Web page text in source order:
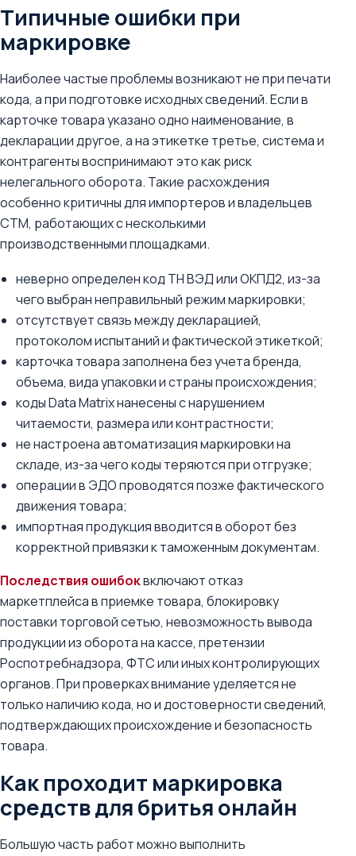
Типичные ошибки при
маркировке
Наиболее частые проблемы возникают не при печати
кода, а при подготовке исходных сведений. Если в
карточке товара указано одно наименование, в
декларации другое, а на этикетке третье, система и
контрагенты воспринимают это как риск
нелегального оборота. Такие расхождения
особенно критичны для импортеров и владельцев
СТМ, работающих с несколькими
производственными площадками.
неверно определен код ТН ВЭД или ОКПД2, из-за
чего выбран неправильный режим маркировки;
отсутствует связь между декларацией,
протоколом испытаний и фактической этикеткой;
карточка товара заполнена без учета бренда,
объема, вида упаковки и страны происхождения;
коды Data Matrix нанесены с нарушением
читаемости, размера или контрастности;
не настроена автоматизация маркировки на
складе, из-за чего коды теряются при отгрузке;
операции в ЭДО проводятся позже фактического
движения товара;
импортная продукция вводится в оборот без
корректной привязки к таможенным документам.
Последствия ошибоквключают отказ
маркетплейса в приемке товара, блокировку
поставки торговой сетью, невозможность вывода
продукции из оборота на кассе, претензии
Роспотребнадзора, ФТС или иных контролирующих
органов. При проверках внимание уделяется не
только наличию кода, но и достоверности сведений,
подтверждающих происхождение и безопасность
товара.
Как проходит маркировка
средств для бритья онлайн
Большую часть работ можно выполнить